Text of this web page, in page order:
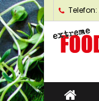
Telefon: